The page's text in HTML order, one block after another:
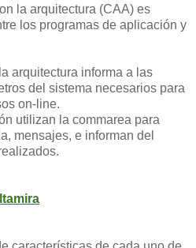
la arquitectura (CAA) es
los programas de aplicación y
arquitectura informa a las
del sistema necesarios para
on-line.
utilizan la commarea para
mensajes, e informan del